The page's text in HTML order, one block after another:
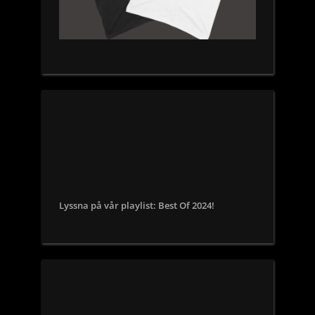
Lyssna på vår playlist: Best Of 2024!